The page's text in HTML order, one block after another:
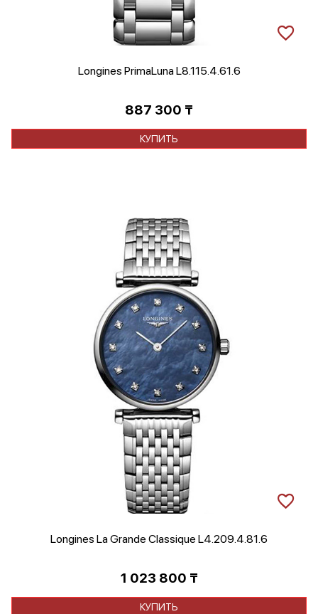
Longines PrimaLuna L8.115.4.61.6
887 300 ₸
КУПИТЬ
Longines La Grande Classique L4.209.4.81.6
1 023 800 ₸
КУПИТЬ